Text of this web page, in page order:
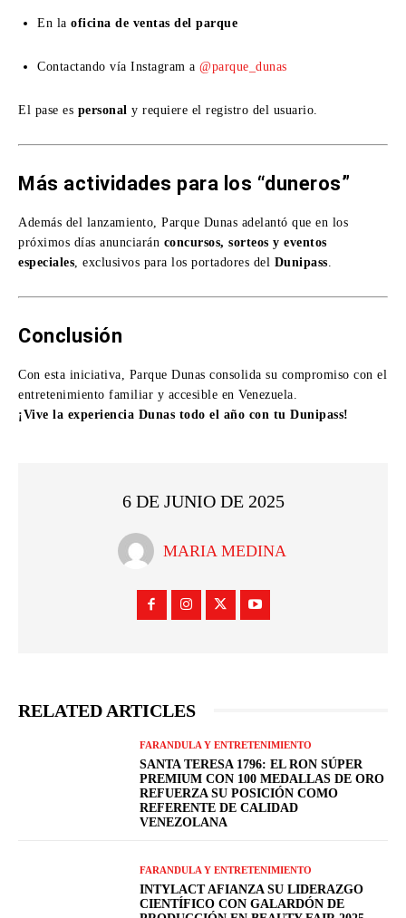
En la oficina de ventas del parque
Contactando vía Instagram a @parque_dunas
El pase es personal y requiere el registro del usuario.
Más actividades para los “duneros”
Además del lanzamiento, Parque Dunas adelantó que en los
próximos días anunciarán concursos, sorteos y eventos
especiales , exclusivos para los portadores del Dunipass
Conclusión
Con esta iniciativa, Parque Dunas consolida su compromiso con el
entretenimiento familiar y accesible en Venezuela.
¡Vive la experiencia Dunas todo el año con tu Dunipass!
6 DE JUNIO DE 2025
MARIA MEDINA
RELATED ARTICLES
FARANDULA Y ENTRETENIMIENTO
SANTA TERESA 1796: EL RON SÚPER
PREMIUM CON 100 MEDALLAS DE ORO
REFUERZA SU POSICIÓN COMO
REFERENTE DE CALIDAD
VENEZOLANA
FARANDULA Y ENTRETENIMIENTO
INTYLACT AFIANZA SU LIDERAZGO
CIENTÍFICO CON GALARDÓN DE